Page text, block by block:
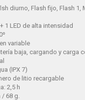
diurno, Flash fijo, Flash 1,
+ 1 LED de alta intensidad
variable
baja, cargando y carga
(IPX 7)
de litio recargable
2,5 h
/ 68 g.